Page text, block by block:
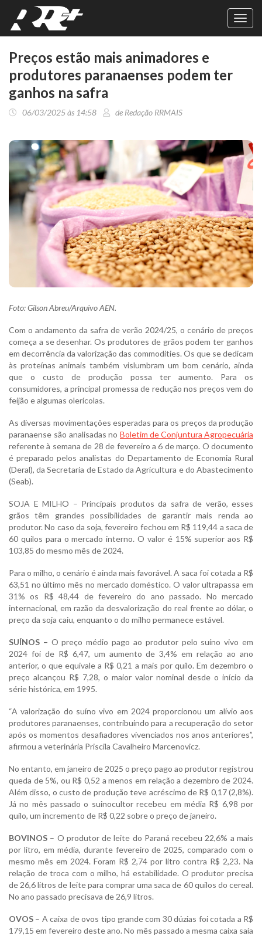
Preços estão mais animadores e
produtores paranaenses podem ter
ganhos na safra
06/03/2025 às 14:58 de Redação RRMAIS
Foto: Gilson Abreu/Arquivo AEN.
Com o andamento da safra de verão 2024/25, o cenário de preços
começa a se desenhar. Os produtores de grãos podem ter ganhos
em decorrência da valorização das commodities. Os que se dedicam
às proteínas animais também vislumbram um bom cenário, ainda
que o custo de produção possa ter aumento. Para os
consumidores, a principal promessa de redução nos preços vem do
feijão e algumas olerícolas.
As diversas movimentações esperadas para os preços da produção
paranaense são analisadas no Boletim de Conjuntura Agropecuária
referente à semana de 28 de fevereiro a 6 de março. O documento
é preparado pelos analistas do Departamento de Economia Rural
(Deral), da Secretaria de Estado da Agricultura e do Abastecimento
(Seab).
SOJA E MILHO – Principais produtos da safra de verão, esses
grãos têm grandes possibilidades de garantir mais renda ao
produtor. No caso da soja, fevereiro fechou em R$ 119,44 a saca de
60 quilos para o mercado interno. O valor é 15% superior aos R$
103,85 do mesmo mês de 2024.
Para o milho, o cenário é ainda mais favorável. A saca foi cotada a R$
63,51 no último mês no mercado doméstico. O valor ultrapassa em
31% os R$ 48,44 de fevereiro do ano passado. No mercado
internacional, em razão da desvalorização do real frente ao dólar, o
preço da soja caiu, enquanto o do milho permanece estável.
SUÍNOS – O preço médio pago ao produtor pelo suíno vivo em
2024 foi de R$ 6,47, um aumento de 3,4% em relação ao ano
anterior, o que equivale a R$ 0,21 a mais por quilo. Em dezembro o
preço alcançou R$ 7,28, o maior valor nominal desde o início da
série histórica, em 1995.
“A valorização do suíno vivo em 2024 proporcionou um alívio aos
produtores paranaenses, contribuindo para a recuperação do setor
após os momentos desafiadores vivenciados nos anos anteriores”,
afirmou a veterinária Priscila Cavalheiro Marcenovicz.
No entanto, em janeiro de 2025 o preço pago ao produtor registrou
queda de 5%, ou R$ 0,52 a menos em relação a dezembro de 2024.
Além disso, o custo de produção teve acréscimo de R$ 0,17 (2,8%).
Já no mês passado o suinocultor recebeu em média R$ 6,98 por
quilo, um incremento de R$ 0,22 sobre o preço de janeiro.
BOVINOS – O produtor de leite do Paraná recebeu 22,6% a mais
por litro, em média, durante fevereiro de 2025, comparado com o
mesmo mês em 2024. Foram R$ 2,74 por litro contra R$ 2,23. Na
relação de troca com o milho, há estabilidade. O produtor precisa
de 26,6 litros de leite para comprar uma saca de 60 quilos do cereal.
No ano passado precisava de 26,9 litros.
OVOS – A caixa de ovos tipo grande com 30 dúzias foi cotada a R$
179,15 em fevereiro deste ano. No mês passado a mesma caixa saía